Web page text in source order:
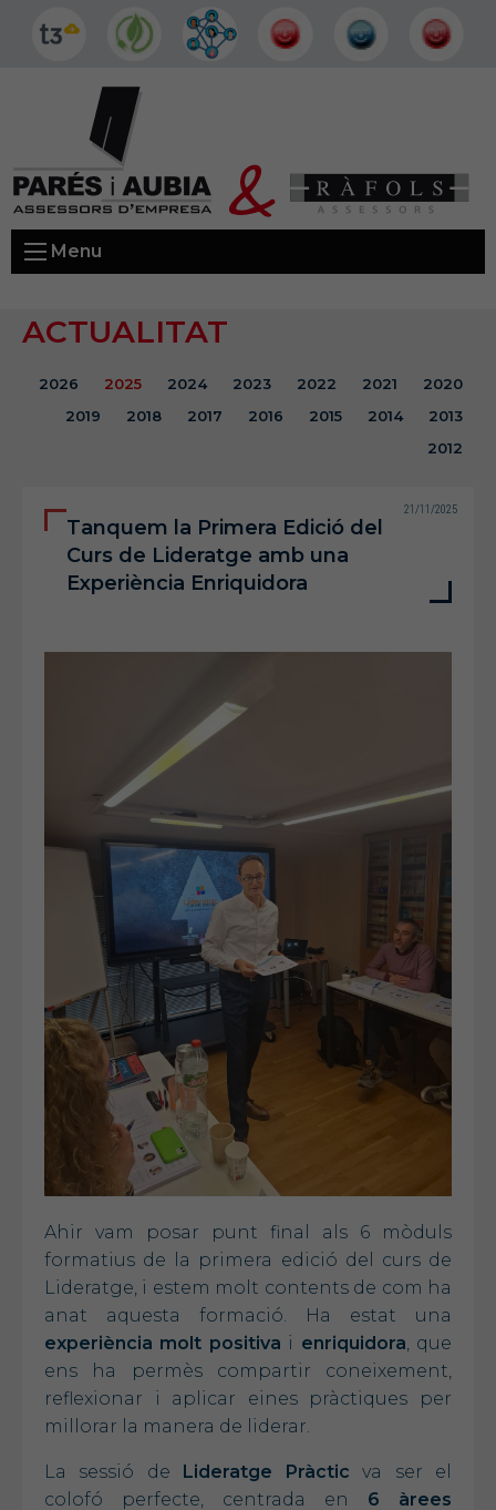
Menu
ACTUALITAT
2026 2025 2024 2023 2022 2021
2020
2019
2018 2017 2016 2015 2014
2013
2012
Tanquem la Primera Edició del
Curs de Lideratge amb una
Experiència Enriquidora
21/11/2025
Ahir vam posar punt final als 6 mòduls
formatius de la primera edició del curs de
Lideratge, i estem molt contents de com ha
anat aquesta formació. Ha estat una
experiència molt positiva i enriquidora, que
ens ha permès compartir coneixement,
reflexionar i aplicar eines pràctiques per
millorar la manera de liderar.
La sessió de Lideratge Pràctic va ser el
colofó perfecte, centrada en 6 àrees